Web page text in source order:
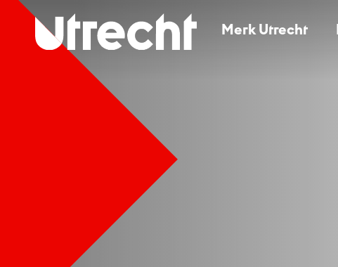
Merk Utrecht
Huisstijl en downloads
Beeldbank en fotografie
Merk Utrecht